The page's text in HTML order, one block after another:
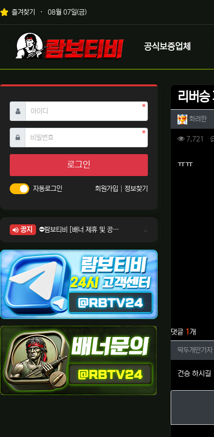
상단 네비
즐겨찾기 08월 07일(금)
메인 메뉴
로고
공식보증업체
리버승
작성자
화려한작성
컨텐츠
7,721 조
본문
ㅠㅠ
댓글 1 개
딱두개
딱두개만가자
건승 하시길
아이디 필수
비밀번호필수
로그인
자동로그인 회원가입 정보찾기
공지
⛔람보티비 [배너 제휴 및 공식 입점 문의 안내]
⛔람보티비 [정회원 등급UP! 안내사항]
⛔람보티비 [채팅방 이용시 주의사항]
⛔람보티비 [공식보증업체 안내]